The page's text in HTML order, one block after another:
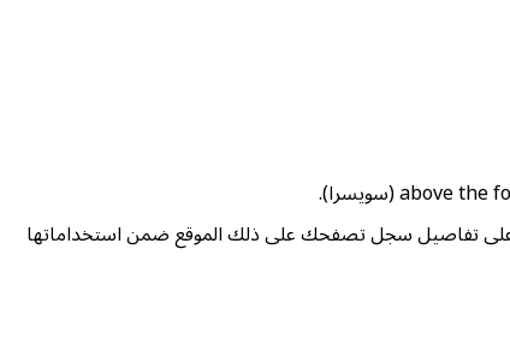
على تفاصيل سجل تصفحك على ذلك الموقع ضمن استخداماتها